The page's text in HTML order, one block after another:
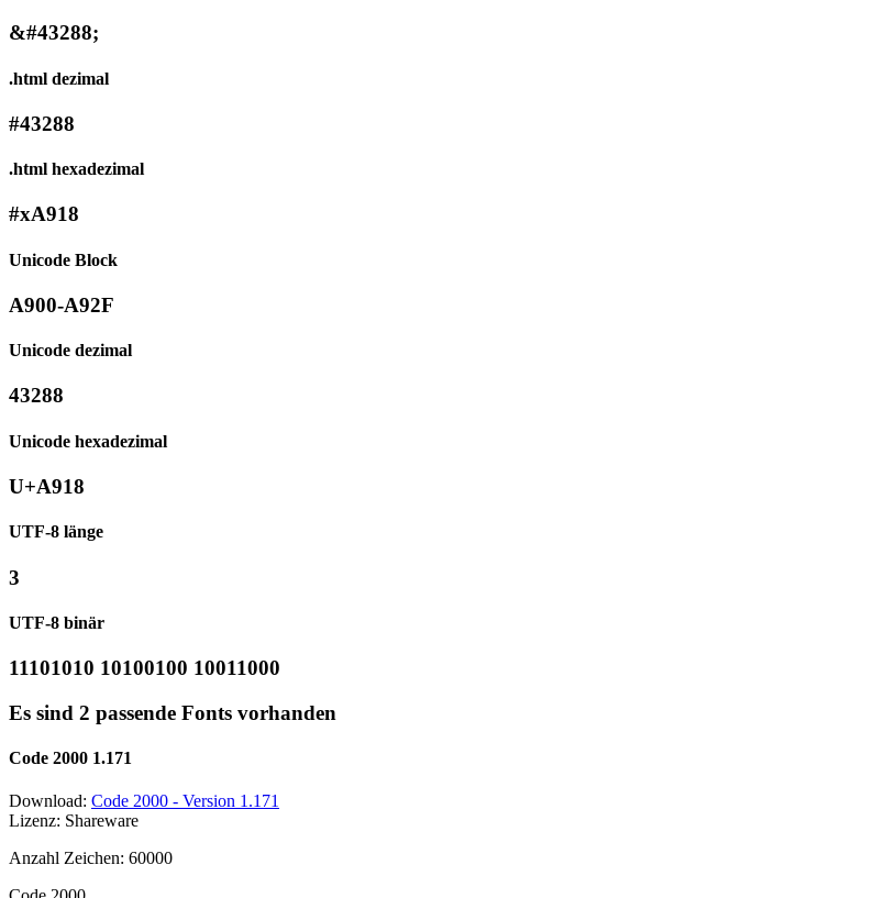
&#43288;
.html dezimal
#43288
.html hexadezimal
#xA918
Unicode Block
A900-A92F
Unicode dezimal
43288
Unicode hexadezimal
U+A918
UTF-8 länge
3
UTF-8 binär
11101010 10100100 10011000
Es sind 2 passende Fonts vorhanden
Code 2000 1.171
Download: Code 2000 - Version 1.171
Lizenz: Shareware
Anzahl Zeichen: 60000